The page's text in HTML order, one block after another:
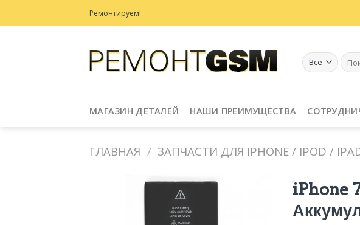
to
Ремонтируем!
МАГАЗИН ДЕТАЛЕЙ НАШИ ПРЕИМУЩЕСТВА
ГЛАВНАЯ / ЗАПЧАСТИ ДЛЯ IPHONE / IPOD /
iPhone